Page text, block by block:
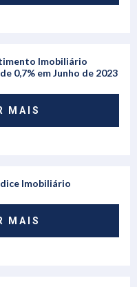
Imobiliário
0,7% em Junho de 2023
MAIS
Imobiliário
MAIS